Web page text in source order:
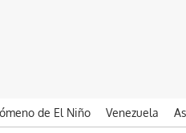
de El Niño Venezuela